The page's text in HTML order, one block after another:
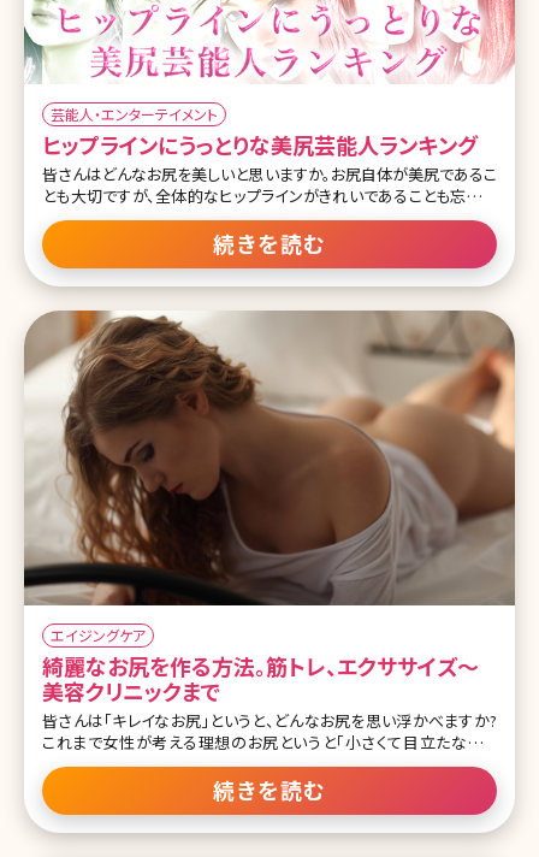
芸能人・エンターテイメント
ヒップラインにうっとりな美尻芸能人ランキング
皆さんはどんなお尻を美しいと思いますか。お尻自体が美尻であるこ
とも大切ですが、全体的なヒップラインがきれいであることも忘れて
はいけないポイント。 日本人の尻回りは欧米の人と比べ、骨盤の位
置がやや後ろで、筋肉の発達度が弱いため、垂れやすくぺったんこな
お尻が多いと言われています。 しかし男性が魅力を感じる部位として
も、よくあげられることのある「お尻」。是非ともその形は気にしてい
りますか。今回は、目標にも設定できそうな、きれいなお尻・ヒップラ
インを持つ芸能人たちをランキングでご紹介します。 目次 第1位 田中
みな実 第2位 長谷川潤 第3位 深田恭子 第4位 足立梨花 第5位 中村
アン 第6位 ダレノガレ明美 第7位 森星 第8位 小嶋陽菜 第9位 秋元
才加 第10位 川口春奈 まとめ 第
続きを読む
エイジングケア
綺麗なお尻を作る方法。筋トレ、エクササイズ〜
美容クリニックまで
皆さんは「キレイなお尻」というと、どんなお尻を思い浮かべますか?
これまで女性が考える理想のお尻というと「小さくて目立たないお
尻」と答える人が多かったのではないでしょうか。でも、最近はこんな
風潮が少しずつ変わってきているようです。ここでは今どきのキレイな
お尻を手に入れる方法について詳しく紹介していきます。 目次 1.モテ
にも直結する?男性も女性も憧れるキレイなお尻になる! 1-1.理想の
続きを読む